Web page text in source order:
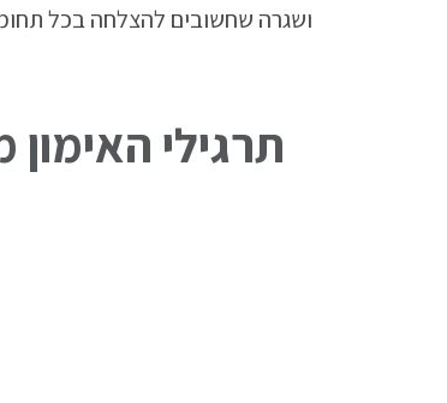
ושגרה שחשובים להצלחה בכל
תרגילי